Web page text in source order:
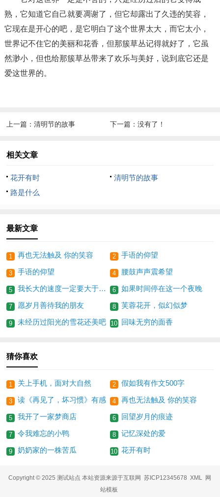
熟，它知道它自己就要凋谢了，但它却露出了久违的笑容，
它现在是开心的吧，是它明白了这个世界太大，而它太小，
世界记不住它的美丽和花香，但那簇草丛记得就好了，它虽
然渺小，但也给那簇草丛带来了欢乐与美好，说到底它还是
爱这世界的。
上一篇：清明节的故事 下一篇：没有了！
相关文章
花开有时
清明节的故事
路是什么
最新文章
1 再也无法触及 你的笑容 2 手语的仰望
3 手语的仰望 4 腰鼓声声震希望
5 我长大的速度一定要大于他老去的速度 6 如果时间停在这一个夜晚
7 愿岁月善待我的朋友 8 芙蓉花开，似幻似梦
9 未经历过阳光的雪花还美吧 10 回味无穷的面香
猜你喜欢
1 关上手机，面对大自然 2 假如我有作文500字
3 读《再见了，坏习惯》有感 4 再也无法触及 你的笑容
5 我开了一家梦商店 6 回望岁月的痕迹
7 令我难忘的小鸭 8 记忆深处的爱
9 奶奶家的一株苦瓜 10 花开有时
Copyright © 2025 测试站点 本站资源来源于互联网 苏ICP12345678 XML 网
站模板